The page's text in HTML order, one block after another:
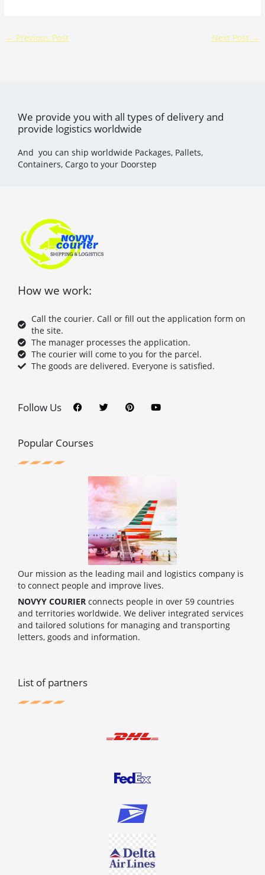
← Previous Post Next Post →
We provide you with all types of delivery and
provide logistics worldwide
And you can ship worldwide Packages, Pallets,
Containers, Cargo to your Doorstep
How we work:
Call the courier. Call or fill out the application form on
the site.
The manager processes the application.
The courier will come to you for the parcel.
The goods are delivered. Everyone is satisfied.
Follow Us c
e
o
k
i
t
n
t
u
t
Popular Courses
Our mission as the leading mail and logistics company is
to connect people and improve lives.
NOVYY COURIER connects people in over 59 countries
and territories worldwide. We deliver integrated services
and tailored solutions for managing and transporting
letters, goods and information.
List of partners